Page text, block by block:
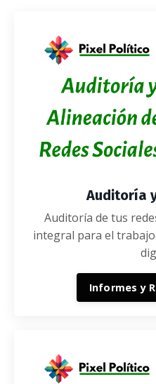
Auditoría
Auditoría de tus
integral para el
Informes y